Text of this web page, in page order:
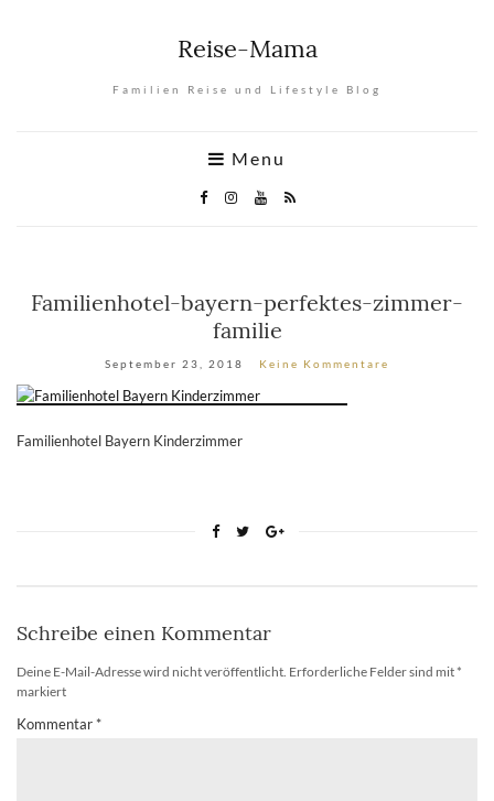
Reise-Mama
Familien Reise und Lifestyle Blog
Menu
Familienhotel-bayern-perfektes-zimmer-
familie
September 23, 2018 Keine Kommentare
Familienhotel Bayern Kinderzimmer
Schreibe einen Kommentar
Deine E-Mail-Adresse wird nicht veröffentlicht. Erforderliche Felder sind mit *
markiert
Kommentar *